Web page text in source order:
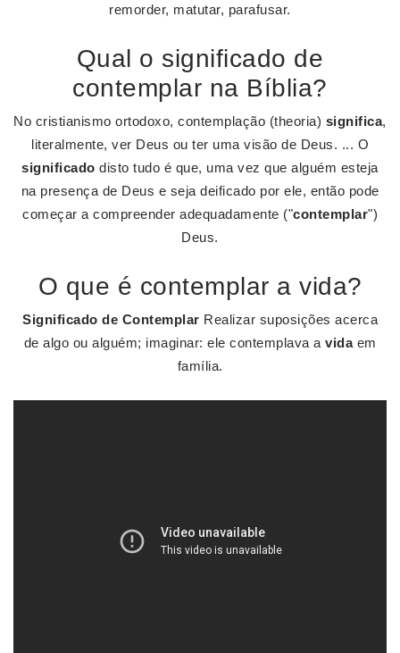
remorder, matutar, parafusar.
Qual o significado de
contemplar na Bíblia?
No cristianismo ortodoxo, contemplação (theoria) significa,
literalmente, ver Deus ou ter uma visão de Deus. ... O
significado disto tudo é que, uma vez que alguém esteja
na presença de Deus e seja deificado por ele, então pode
começar a compreender adequadamente ("contemplar")
Deus.
O que é contemplar a vida?
Significado de Contemplar Realizar suposições acerca
de algo ou alguém; imaginar: ele contemplava a vidaem
família.